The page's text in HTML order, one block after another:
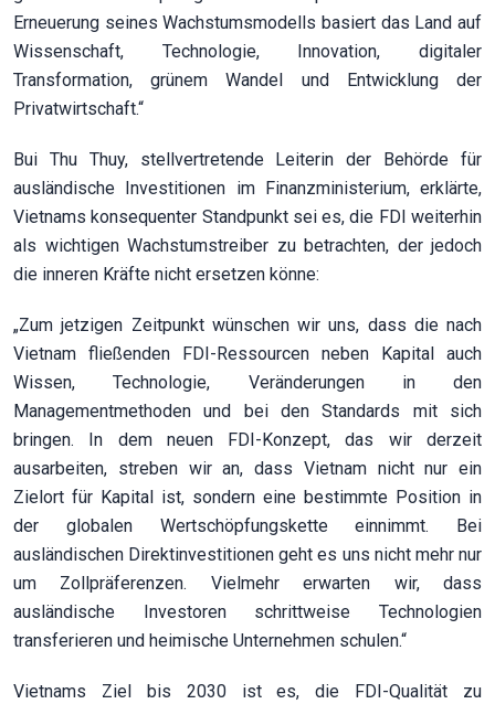
Erneuerung seines Wachstumsmodells basiert das Land auf
Wissenschaft, Technologie, Innovation, digitaler
Transformation, grünem Wandel und Entwicklung der
Privatwirtschaft.“
Bui Thu Thuy, stellvertretende Leiterin der Behörde für
ausländische Investitionen im Finanzministerium, erklärte,
Vietnams konsequenter Standpunkt sei es, die FDI weiterhin
als wichtigen Wachstumstreiber zu betrachten, der jedoch
die inneren Kräfte nicht ersetzen könne:
„Zum jetzigen Zeitpunkt wünschen wir uns, dass die nach
Vietnam fließenden FDI-Ressourcen neben Kapital auch
Wissen, Technologie, Veränderungen in den
Managementmethoden und bei den Standards mit sich
bringen. In dem neuen FDI-Konzept, das wir derzeit
ausarbeiten, streben wir an, dass Vietnam nicht nur ein
Zielort für Kapital ist, sondern eine bestimmte Position in
der globalen Wertschöpfungskette einnimmt. Bei
ausländischen Direktinvestitionen geht es uns nicht mehr nur
um Zollpräferenzen. Vielmehr erwarten wir, dass
ausländische Investoren schrittweise Technologien
transferieren und heimische Unternehmen schulen.“
Vietnams Ziel bis 2030 ist es, die FDI-Qualität zu